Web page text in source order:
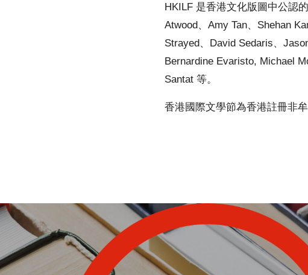
HKILF 是香港文化版圖中公認
Atwood、Amy Tan、Shehan
Strayed、David Sedaris、
Bernardine Evaristo, Michael
Santat 等。
香港國際文學節為香港註冊非